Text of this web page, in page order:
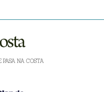
PASA NA COSTA